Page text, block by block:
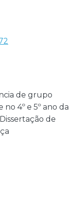
de grupo
4º e 5º ano da
de